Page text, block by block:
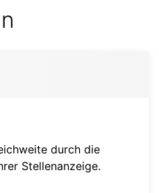
durch die
Stellenanzeige.